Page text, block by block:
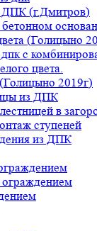
ДПК (г.Дмитров)
бетонном
(Голицыно
дпк с
цвета.
2019г)
из ДПК
в
ступеней
из ДПК